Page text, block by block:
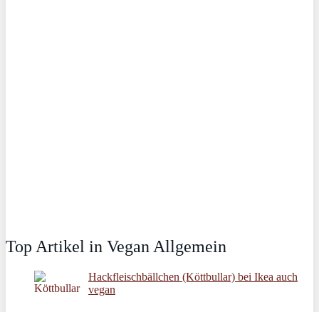
Top Artikel in Vegan Allgemein
Hackfleischbällchen (Köttbullar) bei Ikea auch
vegan